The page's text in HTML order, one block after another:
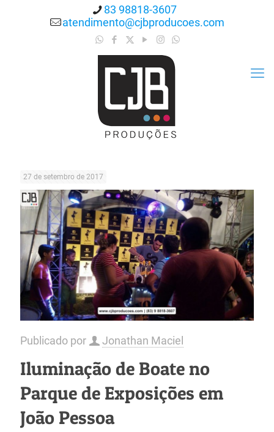
83 98818-3607
atendimento@cjbproducoes.com
27 de setembro de 2017
Publicado por Jonathan Maciel
Iluminação de Boate no
Parque de Exposições em
João Pessoa